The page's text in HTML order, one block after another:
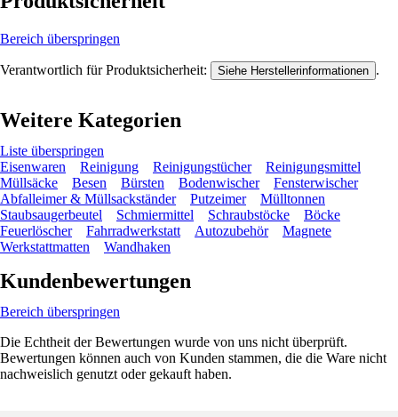
Bereich überspringen
Verantwortlich für Produktsicherheit: Siehe Herstellerinformationen .
Weitere Kategorien
Liste überspringen
Eisenwaren
Reinigung Reinigungstücher
Reinigungsmittel
Müllsäcke
Besen Bürsten Bodenwischer
Fensterwischer
Abfalleimer & Müllsackständer
Putzeimer
Mülltonnen
Staubsaugerbeutel
Schmiermittel Schraubstöcke
Böcke
Feuerlöscher
Fahrradwerkstatt Autozubehör
Magnete
Werkstattmatten
Wandhaken
Kundenbewertungen
Bereich überspringen
Die Echtheit der Bewertungen wurde von uns nicht überprüft.
Bewertungen können auch von Kunden stammen, die die Ware nicht
nachweislich genutzt oder gekauft haben.